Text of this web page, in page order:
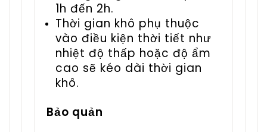
1h đến 2h.
Thời gian khô phụ thuộc
vào điều kiện thời tiết như
nhiệt độ thấp hoặc độ ẩm
cao sẽ kéo dài thời gian
khô.
Bảo quản